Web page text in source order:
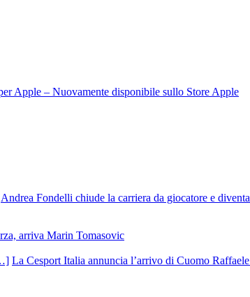
Apple – Nuovamente disponibile sullo Store Apple
Andrea Fondelli chiude la carriera da giocatore e
arriva Marin Tomasovic
La Cesport Italia annuncia l’arrivo di Cuomo